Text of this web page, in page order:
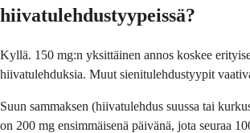
hiivatulehdustyypeissä?
Kyllä. 150 mg:n yksittäinen annos koskee
hiivatulehduksia. Muut sienitulehdustyypit
Suun sammaksen (hiivatulehdus suussa tai
on 200 mg ensimmäisenä päivänä, jota seuraa